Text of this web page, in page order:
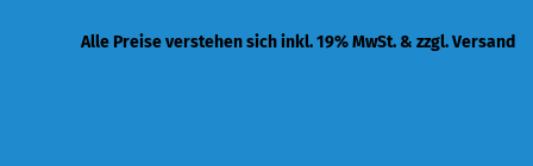
Alle Preise verstehen sich inkl. 19% MwSt. & zzgl. Versand